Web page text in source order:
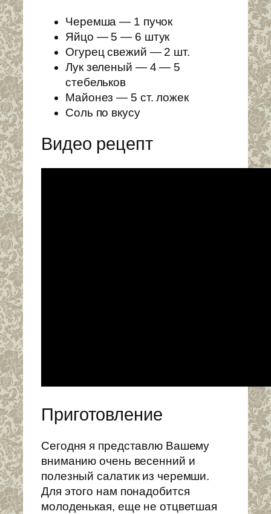
Черемша — 1 пучок
Яйцо — 5 — 6 штук
Огурец свежий — 2 шт.
Лук зеленый — 4 — 5
стебельков
Майонез — 5 ст. ложек
Соль по вкусу
Видео рецепт
Приготовление
Сегодня я представлю Вашему
вниманию очень весенний и
полезный салатик из черемши.
Для этого нам понадобится
молоденькая, еще не отцветшая